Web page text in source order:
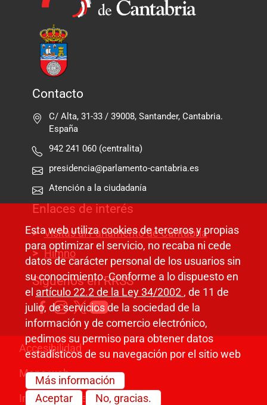
Contacto
C/ Alta, 31-33 / 39008, Santander, Cantabria.
España
942 241 060 (centralita)
presidencia@parlamento-cantabria.es
Atención a la ciudadanía
Enlaces de interés
Visitas al Parlamento de Cantabria
Himno
Síguenos en RRSS
Pie de página
Accesibilidad
Mapa web
Información legal
Esta web utiliza cookies de terceros y propias
para optimizar el servicio, no recaba ni cede
datos de carácter personal de los usuarios sin
su conocimiento. Conforme a lo dispuesto en
el artículo 22.2 de la Ley 34/2002 , de 11 de
julio, de servicios de la sociedad de la
información y de comercio electrónico,
pedimos su permiso para obtener datos
estadísticos de su navegación por el sitio web
Más información
Aceptar
No, gracias.